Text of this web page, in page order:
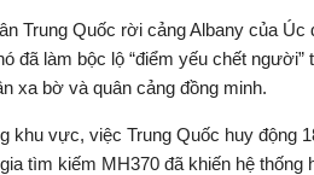
Trung Quốc rời cảng Albany của Úc
đã làm bộc lộ “điểm yếu chết
xa bờ và quân cảng đồng minh.
khu vực, việc Trung Quốc huy động
tìm kiếm MH370 đã khiến hệ thống